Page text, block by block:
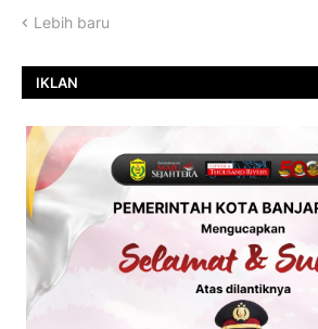
Lebih baru
IKLAN